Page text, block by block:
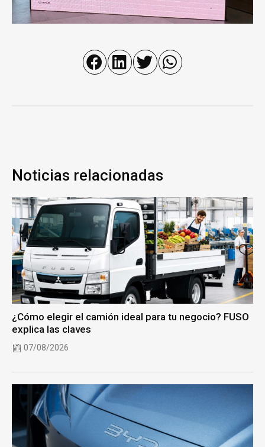
Noticias relacionadas
¿Cómo elegir el camión ideal para tu negocio? FUSO
explica las claves
07/08/2026